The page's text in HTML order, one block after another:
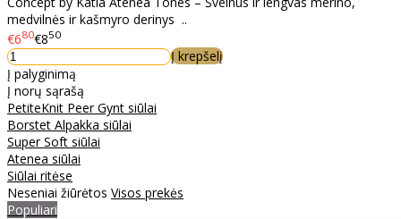
medvilnės ir kašmyro derinys ..
€680€850
Į krepšelį
Į palyginimą
Į norų sąrašą
PetiteKnit Peer Gynt siūlai
Borstet Alpakka siūlai
Super Soft siūlai
Atenea siūlai
Siūlai ritėse
Neseniai žiūrėtos Visos prekės
Populiari